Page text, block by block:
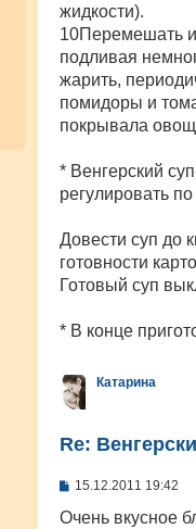
жидкости).
10Перемешать
подливая
жарить,
помидоры и
покрывала
* Венгерский
регулировать
Довести суп до
готовности
Готовый суп
* В конце
Катарина
Re:
С
о
15.12.2011 19:42
Очень вкусное